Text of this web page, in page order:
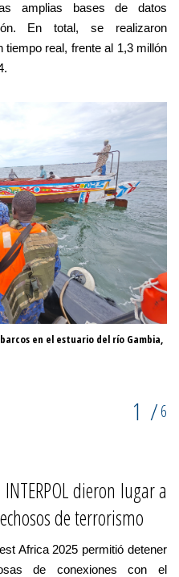
amplias bases de datos
En total, se realizaron
real, frente al 1,3 millón
en el estuario del río Gambia,
1 /6
dieron lugar a
de terrorismo
Africa 2025 permitió detener
de conexiones con el